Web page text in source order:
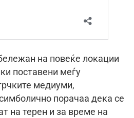
на повеќе локации
поставени меѓу
медиуми,
порачаа дека се
на терен и за време на